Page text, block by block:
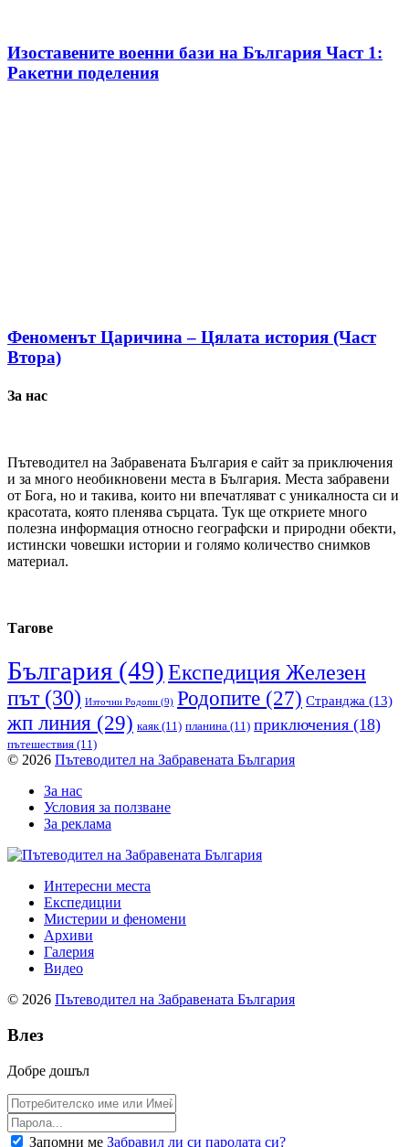
Изоставените военни бази на България Част 1:
Ракетни поделения
Феноменът Царичина – Цялата история (Част
Втора)
За нас
Пътеводител на Забравената България е сайт за приключения
и за много необикновени места в България. Места забравени
от Бога, но и такива, които ни впечатляват с уникалноста си и
красотата, която пленява сърцата. Тук ще откриете много
полезна информация относно географски и природни обекти,
истински човешки истории и голямо количество снимков
материал.
Тагове
България (49)Експедиция Железен
път(30) Източни Родопи (9) Родопите (27) Странджа (13)
жп линия (29) каяк(11) планина (11) приключения (18)
пътешествия (11)
© 2026 Пътеводител на Забравената България
За нас
Условия за ползване
За реклама
Интересни места
Експедиции
Мистерии и феномени
Архиви
Галерия
Видео
© 2026 Пътеводител на Забравената България
Влез
Добре дошъл
Запомни ме Забравил ли си паролата си?